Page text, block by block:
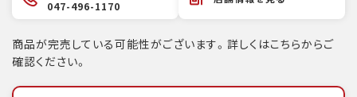
047-496-1170
商品が完売している可能性がございます。詳しくはこちらからご
確認ください。